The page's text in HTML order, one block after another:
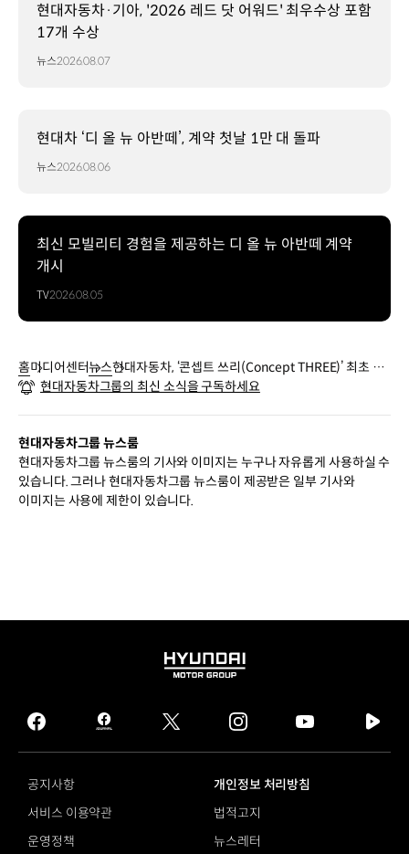
현대자동차·기아, '2026 레드 닷 어워드' 최우수상 포함
17개 수상
뉴스2026.08.07
현대차 ‘디 올 뉴 아반떼’, 계약 첫날 1만 대 돌파
뉴스2026.08.06
최신 모빌리티 경험을 제공하는 디 올 뉴 아반떼 계약
개시
TV2026.08.05
홈미디어센터뉴스현대자동차, ‘콘셉트 쓰리(Concept THREE)’ 최초 공
개
현대자동차그룹의 최신 소식을 구독하세요
현대자동차그룹 뉴스룸
현대자동차그룹 뉴스룸의 기사와 이미지는 누구나 자유롭게 사용하실 수
있습니다. 그러나 현대자동차그룹 뉴스룸이 제공받은 일부 기사와
이미지는 사용에 제한이 있습니다.
HYUNDAI
GROUP
facebook
hmg
journal
twitter instagram
tv
공지사항
개인정보 처리방침
서비스 이용약관
법적고지
운영정책
뉴스레터